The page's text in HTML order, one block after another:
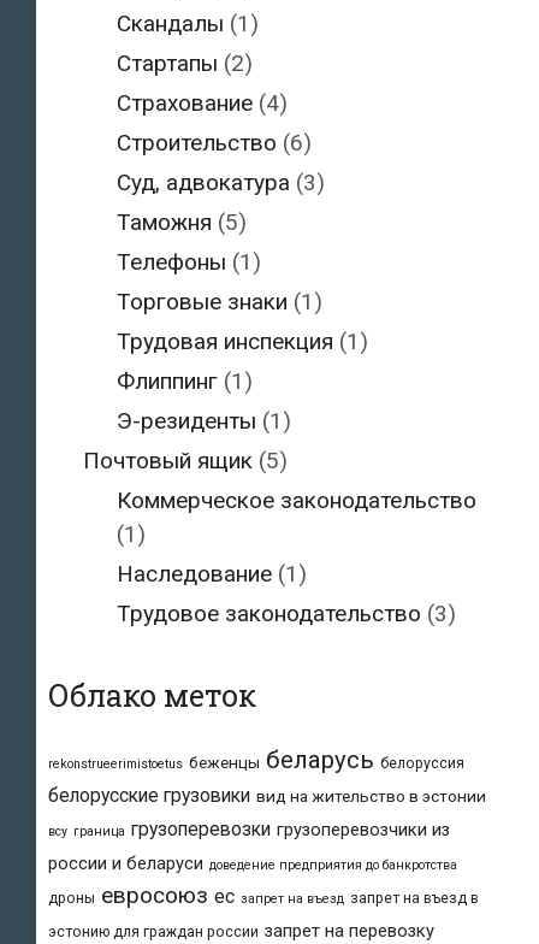
Скандалы (1)
Стартапы (2)
Страхование (4)
Строительство (6)
Суд, адвокатура (3)
Таможня (5)
Телефоны (1)
Торговые знаки (1)
Трудовая инспекция (1)
Флиппинг (1)
Э-резиденты (1)
Почтовый ящик(5)
Коммерческое законодательство
(1)
Наследование (1)
Трудовое законодательство (3)
Облако меток
rekonstrueerimistoetus беженцы беларусь белоруссия
белорусские грузовики вид на жительство в эстонии
всу граница грузоперевозки грузоперевозчики из
россии и беларуси доведение предприятия до банкротства
дроны евросоюз ес запрет на въезд запрет на въезд в
эстонию для граждан россии запрет на перевозку